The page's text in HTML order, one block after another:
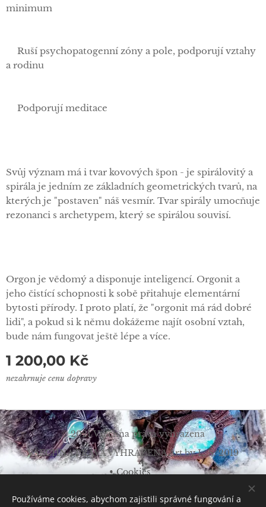
minimum
✅Ruší psychopatogenní zóny a pole, podporují vztahy
a rodinu
✅Podporují meditace
Svůj význam má i tvar kovových špon - je spirálovitý a
spirála je jedním ze základních geometrických tvarů, na
kterých je "postaven" náš vesmír. Tvar spirály umocňuje
rezonanci s archetypem, který se spirálou souvisí.
Orgon je vědomý a disponuje inteligencí. Orgonit a
jeho čistící schopnosti k sobě přitahuje elementární
bytosti přírody. I proto platí, že "orgonit má rád dobré
lidi", a pokud si k němu dokážeme najít osobní vztah,
bude nám fungovat ještě lépe a více.
1 200,00 Kč
nezahrnuje cenu dopravy
© 2021 Všechna práva vyhrazena
VŠECHNA PRÁVA VYHRAZENA Art by L. Š. 2019
Cookies
Měna
Používáme cookies, abychom zajistili správné fungování a